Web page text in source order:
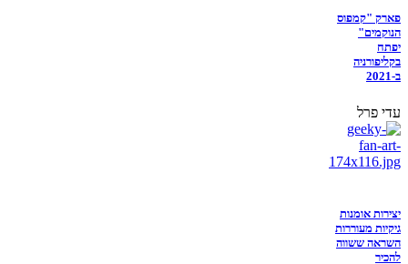
פארק "קמפוס
הנוקמים"
יפתח
בקליפורניה
ב-2021
עדי פרל
יצירות אומנות
גיקיות מעוררות
השראה ששווה
להכיר